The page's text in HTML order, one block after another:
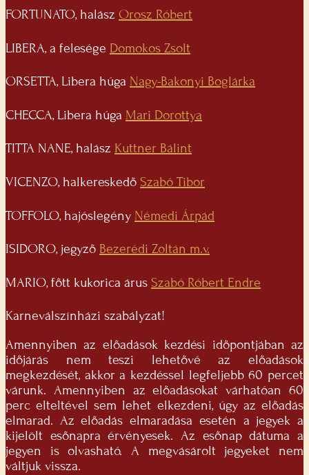
FORTUNATO, halász Orosz Róbert
LIBERA, a felesége Domokos Zsolt
ORSETTA, Libera húga Nagy-Bakonyi Boglárka
CHECCA, Libera húga Mari Dorottya
TITTA NANE, halász Kuttner Bálint
VICENZO, halkereskedő Szabó Tibor
TOFFOLO, hajóslegény Némedi Árpád
ISIDORO, jegyző Bezerédi Zoltán m.v.
MARIO, főtt kukorica árus Szabó Róbert Endre
Karneválszínházi szabályzat!
Amennyiben az előadások kezdési időpontjában az
időjárás nem teszi lehetővé az előadások
megkezdését, akkor a kezdéssel legfeljebb 60 percet
várunk. Amennyiben az előadásokat várhatóan 60
perc elteltével sem lehet elkezdeni, úgy az előadás
elmarad. Az előadás elmaradása esetén a jegyek a
kijelölt esőnapra érvényesek. Az esőnap dátuma a
jegyen is olvasható. A megvásárolt jegyeket nem
váltjuk vissza.